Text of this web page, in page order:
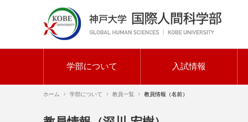
メ
イ
ン
学部について 入試情報
ホーム 学部について 教員一覧 教員情報（名前）